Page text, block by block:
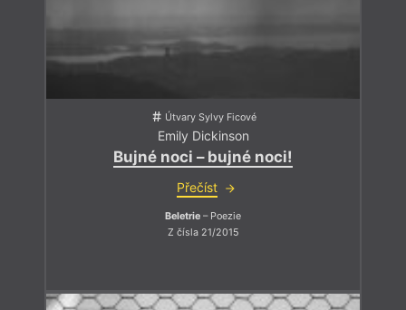
Útvary Sylvy Ficové
Emily Dickinson
Bujné noci – bujné noci!
Přečíst
Beletrie – Poezie
Z čísla 21/2015